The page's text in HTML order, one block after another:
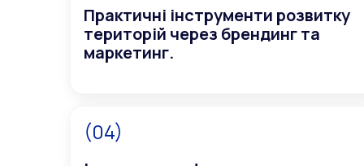
Практичні інструменти розвитку
територій через брендинг та
маркетинг.
(04)